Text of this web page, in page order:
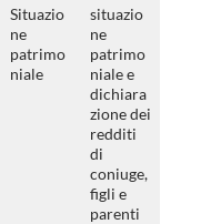
Situazio
ne
patrimo
niale
situazio
ne
patrimo
niale e
dichiara
zione dei
redditi
di
coniuge,
figli e
parenti